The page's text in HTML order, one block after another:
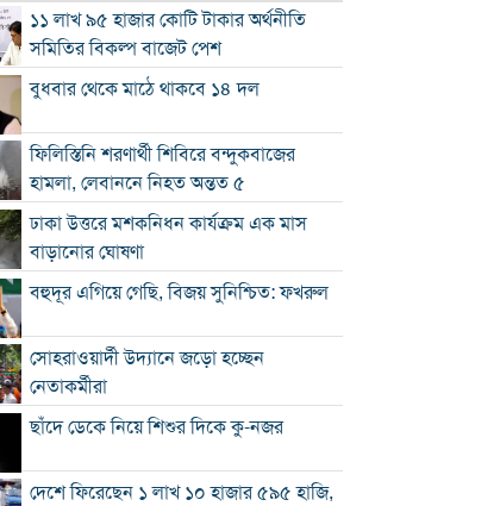
১১ লাখ ৯৫ হাজার কোটি টাকার অর্থনীতি
সমিতির বিকল্প বাজেট পেশ
বুধবার থেকে মাঠে থাকবে ১৪ দল
ফিলিস্তিনি শরণার্থী শিবিরে বন্দুকবাজের
হামলা, লেবাননে নিহত অন্তত ৫
ঢাকা উত্তরে মশকনিধন কার্যক্রম এক মাস
বাড়ানোর ঘোষণা
বহুদূর এগিয়ে গেছি, বিজয় সুনিশ্চিত: ফখরুল
সোহরাওয়ার্দী উদ্যানে জড়ো হচ্ছেন
নেতাকর্মীরা
ছাঁদে ডেকে নিয়ে শিশুর দিকে কু-নজর
দেশে ফিরেছেন ১ লাখ ১০ হাজার ৫৯৫ হাজি,